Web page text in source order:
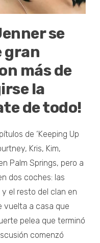
se
gran
más de
la
de todo!
de ‘Keeping Up
Kris, Kim,
Palm Springs, pero a
dos coches: las
el resto del clan en
vuelta a casa que
pelea que terminó
comenzó